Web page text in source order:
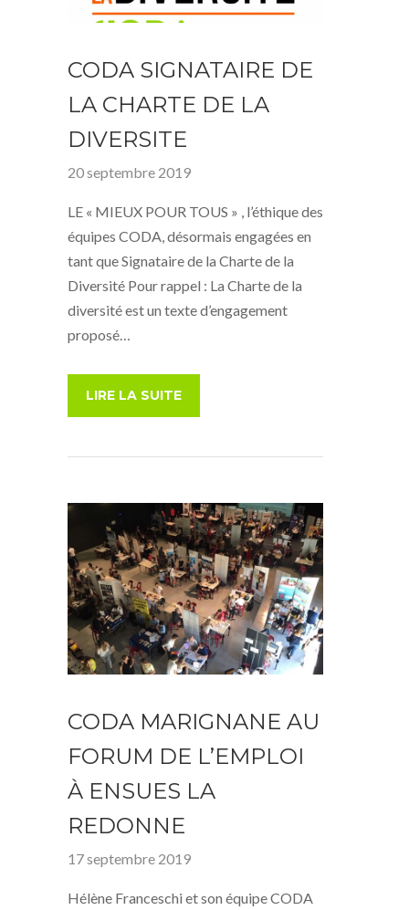
CODA SIGNATAIRE DE
LA CHARTE DE LA
DIVERSITE
20 septembre 2019
LE « MIEUX POUR TOUS » , l’éthique des
équipes CODA, désormais engagées en
tant que Signataire de la Charte de la
Diversité Pour rappel : La Charte de la
diversité est un texte d’engagement
proposé…
LIRE LA SUITE
CODA MARIGNANE AU
FORUM DE L’EMPLOI
À ENSUES LA
REDONNE
17 septembre 2019
Hélène Franceschi et son équipe CODA